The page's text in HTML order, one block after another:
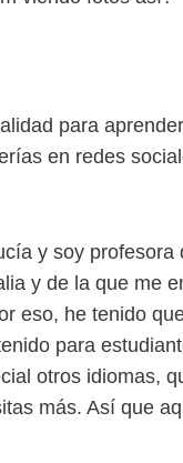
para
en redes
y soy profesora
y de la que me
eso, he tenido
para
otros idiomas,
más. Así que